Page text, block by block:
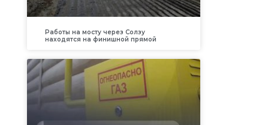
Работы на мосту через Солзу
находятся на финишной прямой